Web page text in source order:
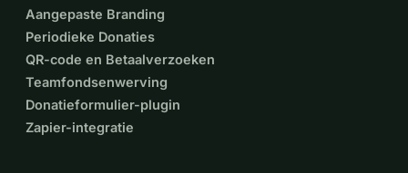
Aangepaste Branding
Periodieke Donaties
QR-code en Betaalverzoeken
Teamfondsenwerving
Donatieformulier-plugin
Zapier-integratie